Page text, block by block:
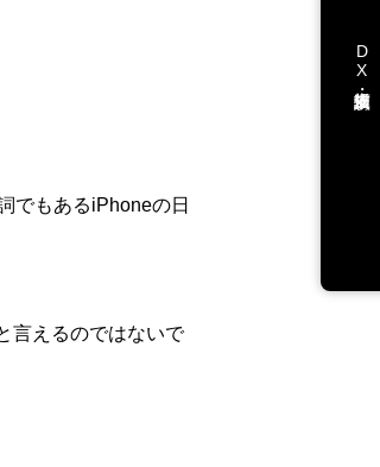
DX支援・講演依頼
でもあるiPhoneの日
言えるのではないで